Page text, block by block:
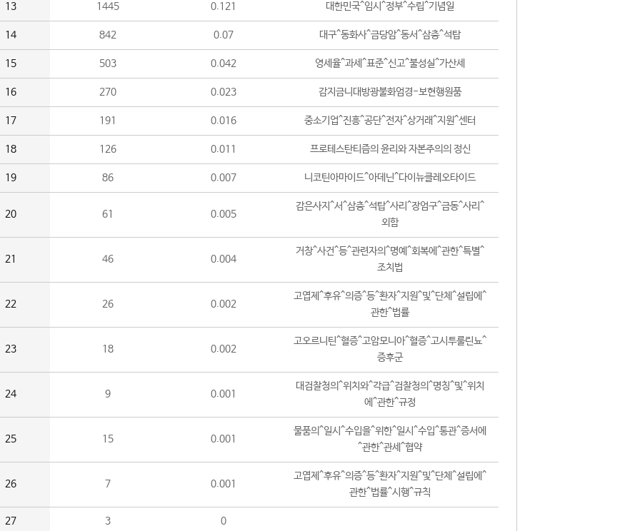
13 1445 0.121 대한민국^임시^정부^수립^기념일
14 842 0.07 대구^동화사^금당암^동서^삼층^석탑
15 503 0.042 영세율^과세^표준^신고^불성실^가산세
16 270 0.023 감지금니대방광불화엄경-보현행원품
17 191 0.016 중소기업^진흥^공단^전자^상거래^지원^센터
18 126 0.011 프로테스탄티즘의 윤리와 자본주의의 정신
19 86 0.007 니코틴아마이드^아데닌^다이뉴클레오타이드
20 61 0.005
감은사지^서^삼층^석탑^사리^장엄구^금동^사리^
외함
21 46 0.004
거창^사건^등^관련자의^명예^회복에^관한^특별^
조치법
22 26 0.002
고엽제^후유^의증^등^환자^지원^및^단체^설립에^
관한^법률
23 18 0.002
고오르니틴^혈증^고암모니아^혈증^고시투룰린뇨^
증후군
24 9 0.001
대검찰청의^위치와^각급^검찰청의^명칭^및^위치
에^관한^규정
25 15 0.001
물품의^일시^수입을^위한^일시^수입^통관^증서에
^관한^관세^협약
26 7 0.001
고엽제^후유^의증^등^환자^지원^및^단체^설립에^
관한^법률^시행^규칙
27 3 0